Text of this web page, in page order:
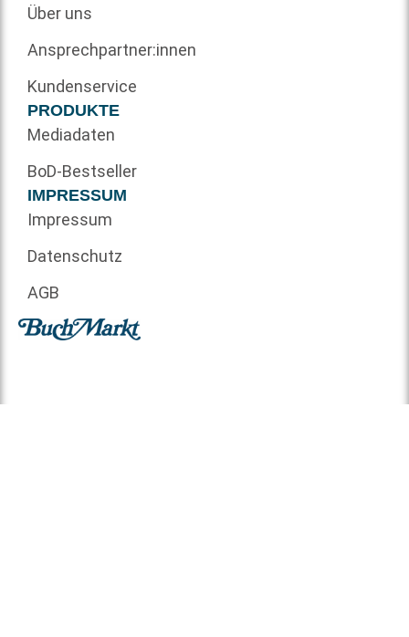
Über uns
Ansprechpartner:innen
Kundenservice
PRODUKTE
Mediadaten
BoD-Bestseller
IMPRESSUM
Impressum
Datenschutz
AGB